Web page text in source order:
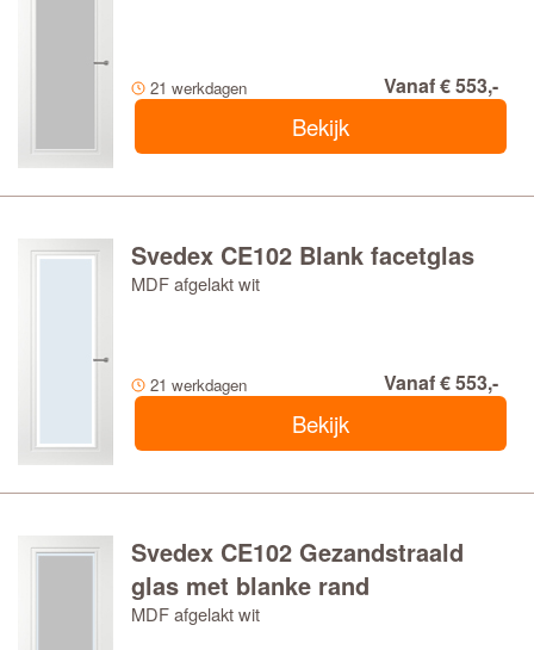
21 werkdagen Vanaf € 553,-
Bekijk
Svedex CE102 Blank facetglas
MDF afgelakt wit
21 werkdagen Vanaf € 553,-
Bekijk
Svedex CE102 Gezandstraald
glas met blanke rand
MDF afgelakt wit